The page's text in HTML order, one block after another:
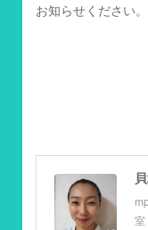
お知らせください。
室